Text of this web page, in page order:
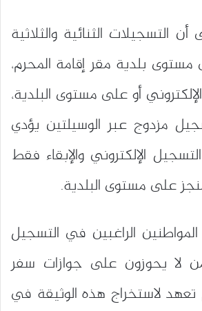
أن التسجيلات الثنائية والثلاثية
بلدية مقر إقامة المحرم،
أو على مستوى البلدية،
مزدوج عبر الوسيلتين يؤدي
التسجيل الإلكتروني والإبقاء فقط
على مستوى البلدية.
المواطنين الراغبين في التسجيل
لا يحوزون على جوازات سفر
تعهد لاستخراج هذه الوثيقة في